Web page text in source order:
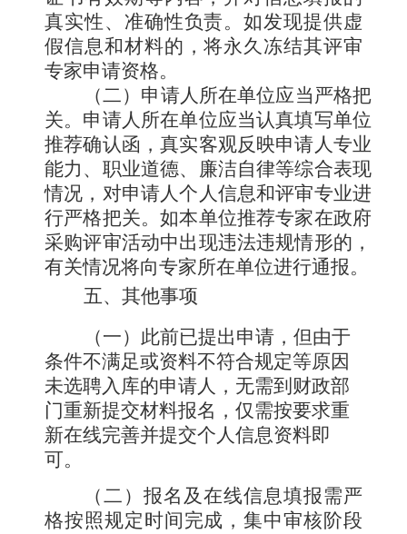
真实性、准确性负责。如发现提供虚
假信息和材料的，将永久冻结其评审
专家申请资格。
（二） 申请人所在单位应当严格把
关。 申请人所在单位应当认真填写单位
推荐确认函，真实客观反映申请人专业
能力、职业道德、廉洁自律等综合表现
情况，对申请人个人信息和评审专业进
行严格把关。如本单位推荐专家在政府
采购评审活动中出现违法违规情形的，
有关情况将向专家所在单位进行通报。
五、其他事项
（一） 此前已提出申请，但由于
条件不满足或资料不符合规定等原因
未选聘入库的申请人，无需到财政部
门重新提交材料报名，仅需按要求重
新在线完善并提交个人信息资料即
可。
（二） 报名及在线信息填报需严
格按照规定时间完成，集中审核阶段